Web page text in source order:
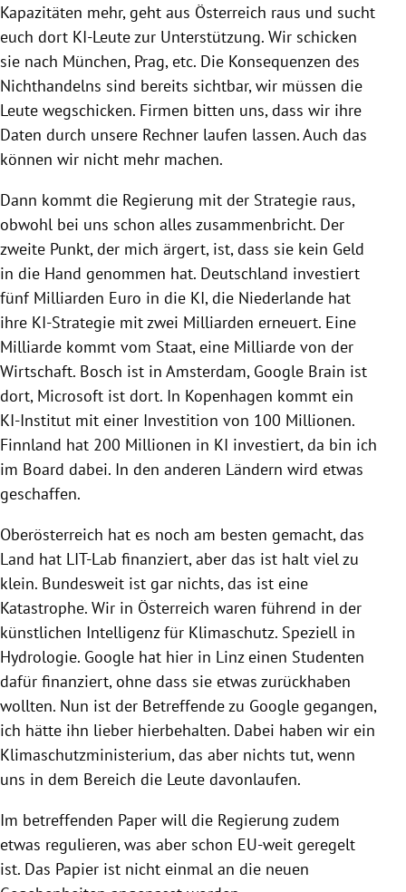
Kapazitäten mehr, geht aus Österreich raus und sucht
euch dort KI-Leute zur Unterstützung. Wir schicken
sie nach München, Prag, etc. Die Konsequenzen des
Nichthandelns sind bereits sichtbar, wir müssen die
Leute wegschicken. Firmen bitten uns, dass wir ihre
Daten durch unsere Rechner laufen lassen. Auch das
können wir nicht mehr machen.
Dann kommt die Regierung mit der Strategie raus,
obwohl bei uns schon alles zusammenbricht. Der
zweite Punkt, der mich ärgert, ist, dass sie kein Geld
in die Hand genommen hat. Deutschland investiert
fünf Milliarden Euro in die KI, die Niederlande hat
ihre KI-Strategie mit zwei Milliarden erneuert. Eine
Milliarde kommt vom Staat, eine Milliarde von der
Wirtschaft. Bosch ist in Amsterdam, Google Brain ist
dort, Microsoft ist dort. In Kopenhagen kommt ein
KI-Institut mit einer Investition von 100 Millionen.
Finnland hat 200 Millionen in KI investiert, da bin ich
im Board dabei. In den anderen Ländern wird etwas
geschaffen.
Oberösterreich hat es noch am besten gemacht, das
Land hat LIT-Lab finanziert, aber das ist halt viel zu
klein. Bundesweit ist gar nichts, das ist eine
Katastrophe. Wir in Österreich waren führend in der
künstlichen Intelligenz für Klimaschutz. Speziell in
Hydrologie. Google hat hier in Linz einen Studenten
dafür finanziert, ohne dass sie etwas zurückhaben
wollten. Nun ist der Betreffende zu Google gegangen,
ich hätte ihn lieber hierbehalten. Dabei haben wir ein
Klimaschutzministerium, das aber nichts tut, wenn
uns in dem Bereich die Leute davonlaufen.
Im betreffenden Paper will die Regierung zudem
etwas regulieren, was aber schon EU-weit geregelt
ist. Das Papier ist nicht einmal an die neuen